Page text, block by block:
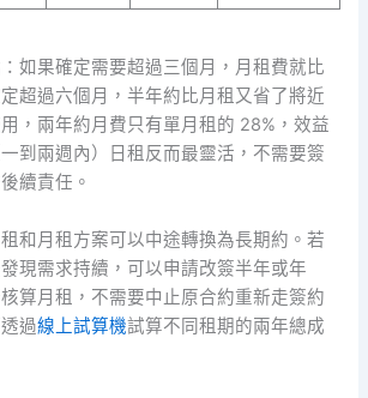
如果確定需要超過三個月，月租費就比
超過六個月，半年約比月租又省了將近
，兩年約月費只有單月租的 28%，效益
到兩週內）日租反而最靈活，不需要簽
續責任。
和月租方案可以中途轉換為長期約。若
現需求持續，可以申請改簽半年或年
算月租，不需要中止原合約重新走簽約
過線上試算機試算不同租期的兩年總成